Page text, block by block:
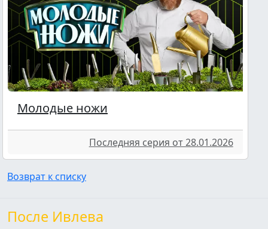
Молодые ножи
Последняя серия от 28.01.2026
Возврат к списку
После Ивлева